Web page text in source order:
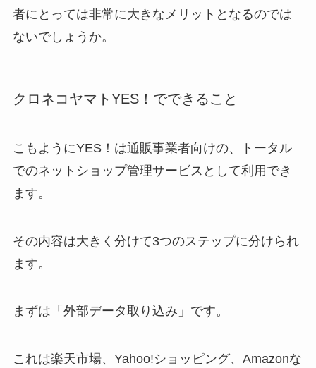
者にとっては非常に大きなメリットとなるのでは
ないでしょうか。
クロネコヤマトYES！でできること
こもようにYES！は通販事業者向けの、トータル
でのネットショップ管理サービスとして利用でき
ます。
その内容は大きく分けて3つのステップに分けられ
ます。
まずは「外部データ取り込み」です。
これは楽天市場、Yahoo!ショッピング、Amazonな